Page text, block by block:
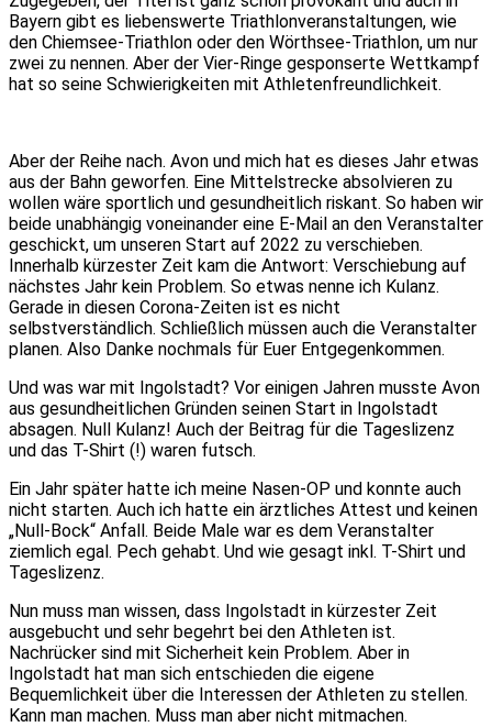
Bayern gibt es liebenswerte Triathlonveranstaltungen, wie
den Chiemsee-Triathlon oder den Wörthsee-Triathlon, um nur
zwei zu nennen. Aber der Vier-Ringe gesponserte Wettkampf
hat so seine Schwierigkeiten mit Athletenfreundlichkeit.
Aber der Reihe nach. Avon und mich hat es dieses Jahr etwas
aus der Bahn geworfen. Eine Mittelstrecke absolvieren zu
wollen wäre sportlich und gesundheitlich riskant. So haben wir
beide unabhängig voneinander eine E-Mail an den Veranstalter
geschickt, um unseren Start auf 2022 zu verschieben.
Innerhalb kürzester Zeit kam die Antwort: Verschiebung auf
nächstes Jahr kein Problem. So etwas nenne ich Kulanz.
Gerade in diesen Corona-Zeiten ist es nicht
selbstverständlich. Schließlich müssen auch die Veranstalter
planen. Also Danke nochmals für Euer Entgegenkommen.
Und was war mit Ingolstadt? Vor einigen Jahren musste Avon
aus gesundheitlichen Gründen seinen Start in Ingolstadt
absagen. Null Kulanz! Auch der Beitrag für die Tageslizenz
und das T-Shirt (!) waren futsch.
Ein Jahr später hatte ich meine Nasen-OP und konnte auch
nicht starten. Auch ich hatte ein ärztliches Attest und keinen
„Null-Bock“ Anfall. Beide Male war es dem Veranstalter
ziemlich egal. Pech gehabt. Und wie gesagt inkl. T-Shirt und
Tageslizenz.
Nun muss man wissen, dass Ingolstadt in kürzester Zeit
ausgebucht und sehr begehrt bei den Athleten ist.
Nachrücker sind mit Sicherheit kein Problem. Aber in
Ingolstadt hat man sich entschieden die eigene
Bequemlichkeit über die Interessen der Athleten zu stellen.
Kann man machen. Muss man aber nicht mitmachen.